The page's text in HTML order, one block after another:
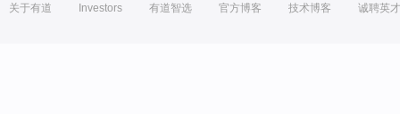
关于有道 Investors 有道智选 官方博客 技术博客 诚聘英才